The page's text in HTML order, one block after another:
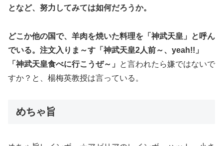
となど、努力してみては如何だろうか。
どこか他の国で、羊肉を焼いた料理を「神武天皇」と呼ん
でいる。注文入りま～す「神武天皇2人前～、yeah!!」
「神武天皇食べに行こうぜ～」
と言われたら嫌ではないで
すか？と、楊梅英教授は言っている。
めちゃ旨